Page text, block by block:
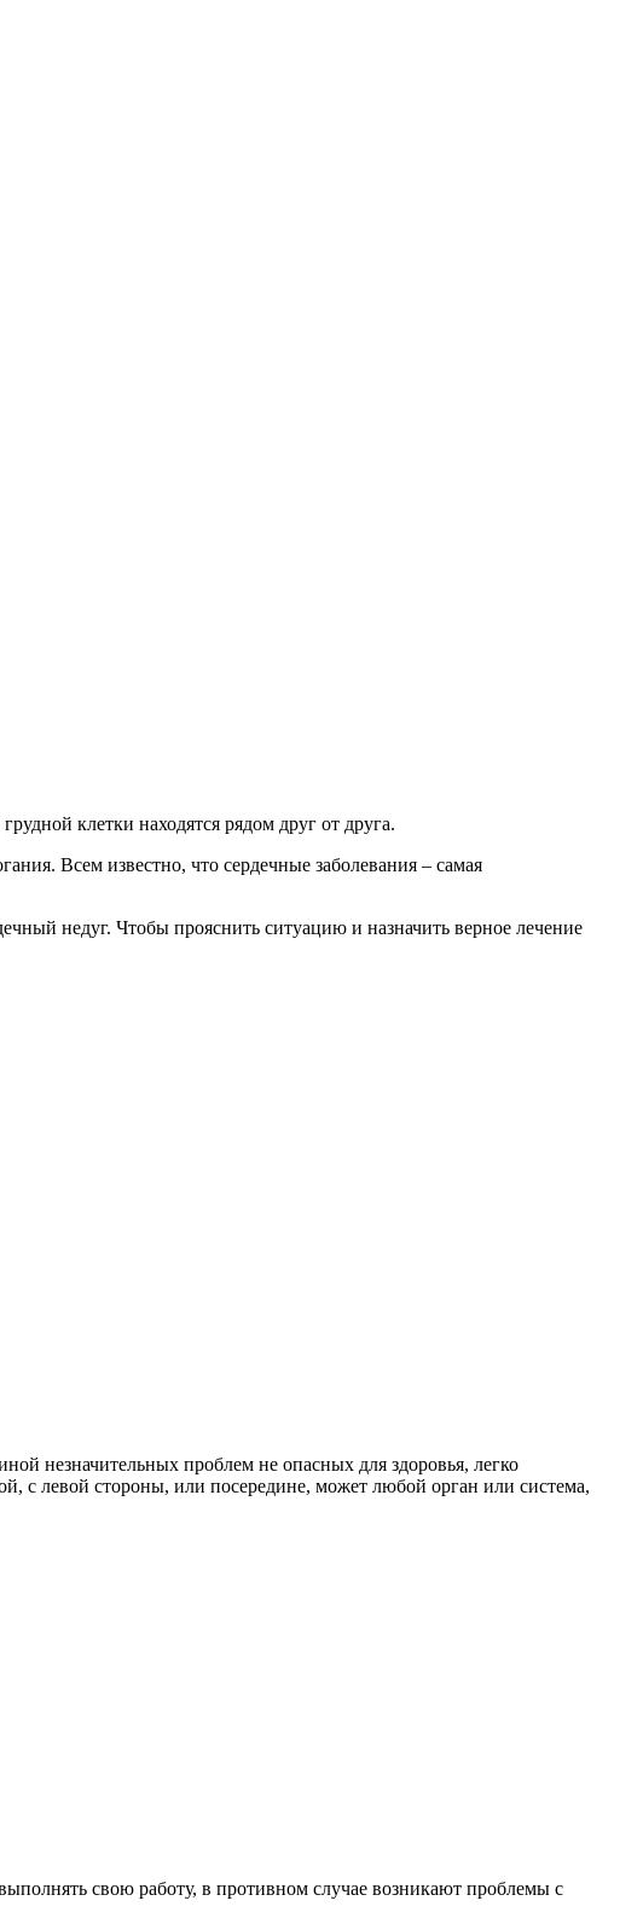
клетки находятся рядом друг от друга.
Всем известно, что сердечные заболевания – самая
недуг. Чтобы прояснить ситуацию и назначить верное лечение
незначительных проблем не опасных для здоровья, легко
с левой стороны, или посередине, может любой орган или система,
свою работу, в противном случае возникают проблемы с